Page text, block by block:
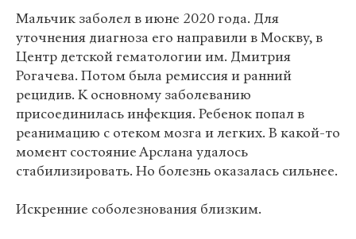
Мальчик заболел в июне 2020 года. Для
уточнения диагноза его направили в Москву, в
Центр детской гематологии им. Дмитрия
Рогачева. Потом была ремиссия и ранний
рецидив. К основному заболеванию
присоединилась инфекция. Ребенок попал в
реанимацию с отеком мозга и легких. В какой-то
момент состояние Арслана удалось
стабилизировать. Но болезнь оказалась сильнее.
Искренние соболезнования близким.